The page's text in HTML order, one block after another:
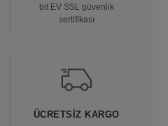
bit EV SSL güvenlik
sertifikası
ÜCRETSIZ KARGO